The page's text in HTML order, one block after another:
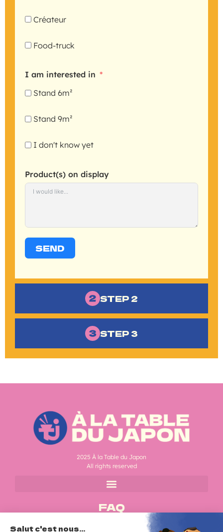
STEP 2
STEP 3
Créateur
Food-truck
I am interested in
Stand 6m²
Stand 9m²
I don't know yet
Product(s) on display
SEND
2025 À la Table du Japon
All rights reserved
FAQ
Do you have a question?